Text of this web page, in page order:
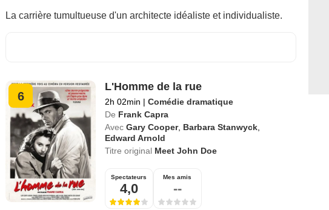
La carrière tumultueuse d'un architecte idéaliste et individualiste.
6
L'Homme de la rue
2h 02min | Comédie dramatique
De Frank Capra
Avec Gary Cooper, Barbara Stanwyck,
Edward Arnold
Titre original Meet John Doe
Spectateurs
4,0
Mes amis
--